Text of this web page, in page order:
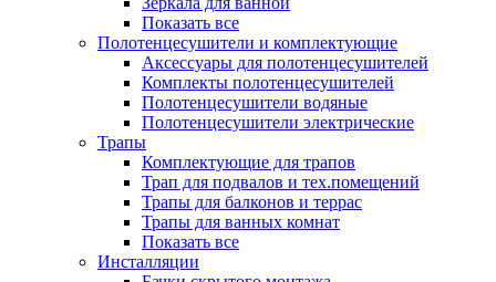
Показать все
Полотенцесушители и комплектующие
Аксессуары для полотенцесушителей
Комплекты полотенцесушителей
Полотенцесушители водяные
Полотенцесушители электрические
Трапы
Комплектующие для трапов
Трап для подвалов и тех.помещений
Трапы для балконов и террас
Трапы для ванных комнат
Показать все
Инсталляции